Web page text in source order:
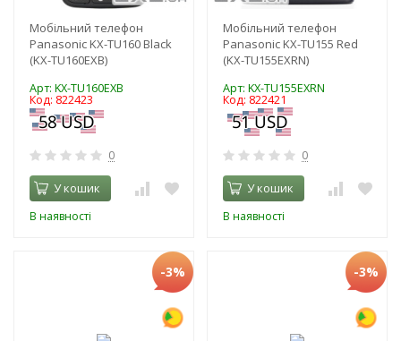
Мобільний телефон
Panasonic KX-TU160 Black
(KX-TU160EXB)
Арт: KX-TU160EXB
Код: 822423
0
У кошик
В наявності
Мобільний телефон
Panasonic KX-TU155 Red
(KX-TU155EXRN)
Арт: KX-TU155EXRN
Код: 822421
0
У кошик
В наявності
-3% -3%